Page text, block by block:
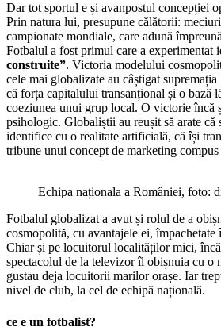
Dar tot sportul e și avanpostul concepției
Prin natura lui, presupune călătorii:
campionate mondiale, care adună
Fotbalul a fost primul care a experimentat
construite”. Victoria modelului
cele mai globalizate au câștigat
că forța capitalului transanțional și o bază
coeziunea unui grup local. O victorie încă
psihologic. Globaliștii au reușit să arate că
identifice cu o realitate artificială, că își
tribune unui concept de marketing
Echipa naționala a României, foto:
Fotbalul globalizat a avut și rolul de a
cosmopolită, cu avantajele ei, împachetate
Chiar și pe locuitorul localităților mici,
spectacolul de la televizor îl obișnuia cu o
gustau deja locuitorii marilor orașe. Iar
nivel de club, la cel de echipă națională.
ce e un fotbalist?